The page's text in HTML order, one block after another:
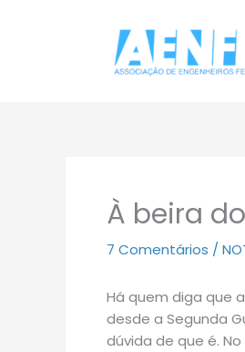
À beira
7 Comentários /
Há quem diga que
desde a Segunda
dúvida de que é.